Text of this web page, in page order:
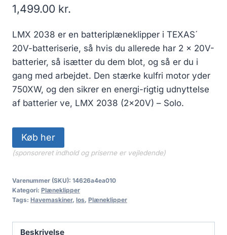
1,499.00 kr.
LMX 2038 er en batteriplæneklipper i TEXAS´
20V-batteriserie, så hvis du allerede har 2 x 20V-
batterier, så isætter du dem blot, og så er du i
gang med arbejdet. Den stærke kulfri motor yder
750XW, og den sikrer en energi-rigtig udnyttelse
af batterier ve, LMX 2038 (2x20V) – Solo.
Køb her
(sponsoreret indhold og priserne er vejledende)
Varenummer (SKU): 14626a4ea010
Kategori: Plæneklipper
Tags: Havemaskiner, los, Plæneklipper
Beskrivelse